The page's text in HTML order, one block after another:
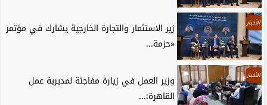
الأخبار
زير الاستثمار والتجارة الخارجية يشارك في مؤتمر
«حزمة...
الأخبار
وزير العمل في زيارة مفاجئة لمديرية عمل
القاهرة:...